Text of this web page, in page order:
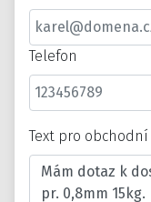
Telefon
Text pro